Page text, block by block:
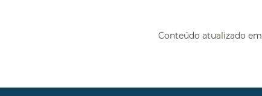
Conteúdo atualizado em